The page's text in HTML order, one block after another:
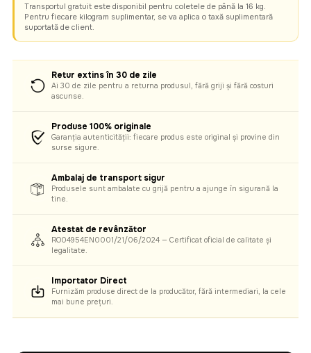
Transportul gratuit este disponibil pentru coletele de până la 16 kg.
Pentru fiecare kilogram suplimentar, se va aplica o taxă suplimentară
suportată de client.
Retur extins în 30 de zile
Ai 30 de zile pentru a returna produsul, fără griji și fără costuri
ascunse.
Produse 100% originale
Garanția autenticității: fiecare produs este original și provine din
surse sigure.
Ambalaj de transport sigur
Produsele sunt ambalate cu grijă pentru a ajunge în siguranță la
tine.
Atestat de revânzător
RO04954EN0001/21/06/2024 — Certificat oficial de calitate și
legalitate.
Importator Direct
Furnizăm produse direct de la producător, fără intermediari, la cele
mai bune prețuri.